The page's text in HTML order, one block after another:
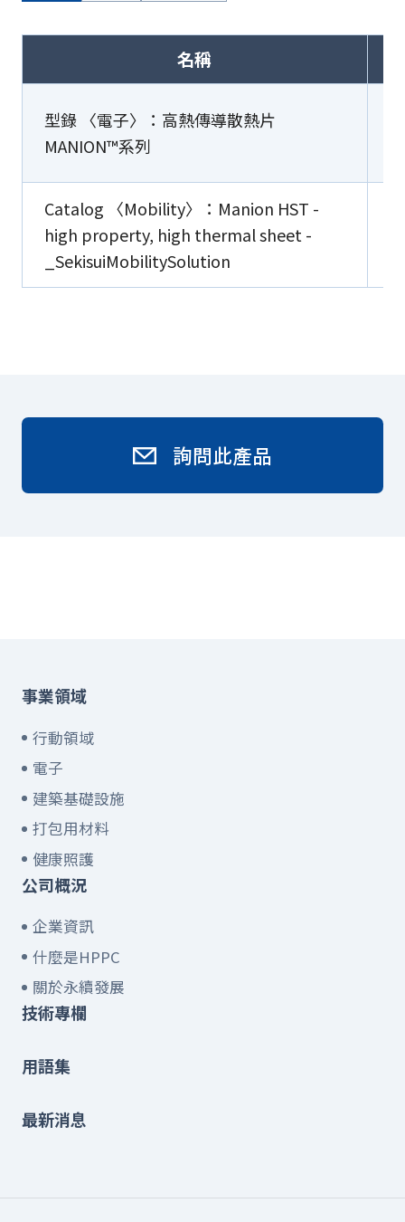
名稱
型錄 〈電子〉：高熱傳導散熱片
MANION™系列
Catalog 〈Mobility〉：Manion HST -
high property, high thermal sheet -
_SekisuiMobilitySolution
詢問此產品
事業領域
行動領域
電子
建築基礎設施
打包用材料
健康照護
公司概況
企業資訊
什麼是HPPC
關於永續發展
技術專欄
用語集
最新消息